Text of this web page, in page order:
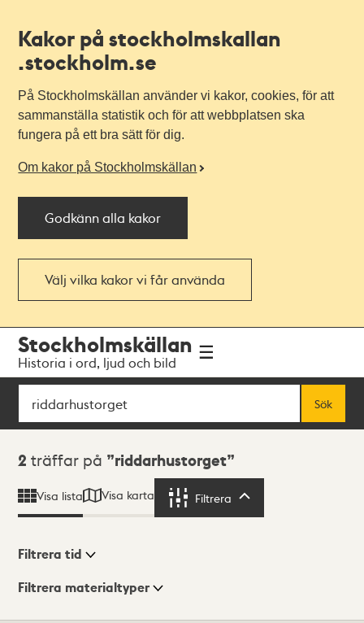
Kakor på stockholmskallan
.stockholm.se
På Stockholmskällan använder vi kakor, cookies, för att
sammanställa statistik och för att webbplatsen ska
fungera på ett bra sätt för dig.
Om kakor på Stockholmskällan
Godkänn alla kakor
Välj vilka kakor vi får använda
navigationen
huvudinnehållet
Stockholmskällan
Historia i ord, ljud och bild
Sök
Sök
Sökresultat
2 träffar på riddarhustorget
Visa lista Visa karta Filtrera
Visningsläge
Filtrera tid
Filtrera materialtyper